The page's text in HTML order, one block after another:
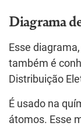
Diagrama
Esse
também é
Distribuição
É usado na
átomos. Esse